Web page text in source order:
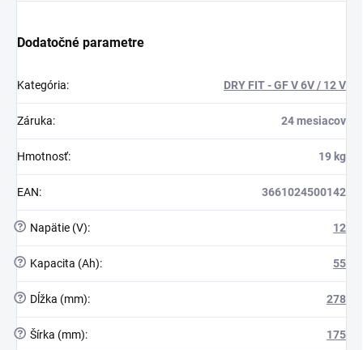
Dodatočné parametre
Kategória: DRY FIT - GF V 6V / 12 V
Záruka: 24 mesiacov
Hmotnosť: 19 kg
EAN: 3661024500142
? Napätie (V): 12
? Kapacita (Ah): 55
? Dĺžka (mm): 278
? Šírka (mm): 175